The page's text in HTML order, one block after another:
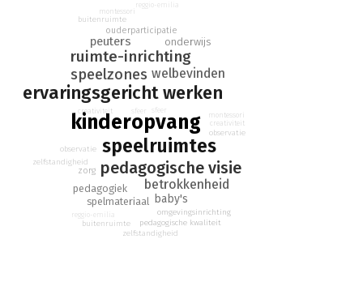
rijke omgeving hun welbevinden aanzienlijk.
In Speel- en leefruimtes in de voorschoolse kinderopvang leer
je hoe je aantrekkelijke ruimtes met gevarieerde
speelplekken maakt voor baby’s en peuters. Aan de hand van
talrijke voorbeelden ontdek je hoe je de inzichten in dit boek
concreet maakt. Vijf handige checklists helpen je om je
ruimtes in de praktijk te evalueren en te verbeteren.
kinderopvang
speelruimtes
ervaringsgericht werken
pedagogische visie
speelzones
ruimte-inrichting
betrokkenheid
welbevinden
baby's
spelmateriaal
pedagogiek
peuters
ouderparticipatie
onderwijs
zorg
omgevingsinrichting
pedagogische kwaliteit
sfeer
zelfstandigheid
creativiteit
buitenruimte
observatie
montessori
reggio-emilia
sfeer
zelfstandigheid
creativiteit
buitenruimte
observatie
montessori
reggio-emilia